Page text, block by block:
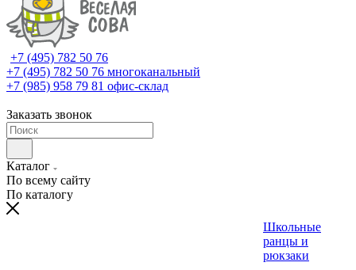
+7 (495) 782 50 76
+7 (495) 782 50 76 многоканальный
+7 (985) 958 79 81 офис-склад
Заказать звонок
Каталог
По всему сайту
По каталогу
Школьные
ранцы и
рюкзаки